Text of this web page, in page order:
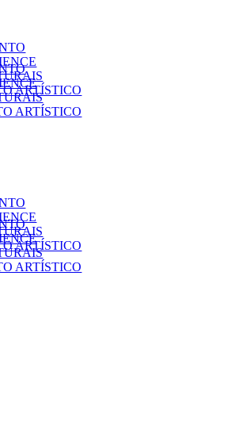
ARTÍSTICO
ARTÍSTICO
ARTÍSTICO
ARTÍSTICO